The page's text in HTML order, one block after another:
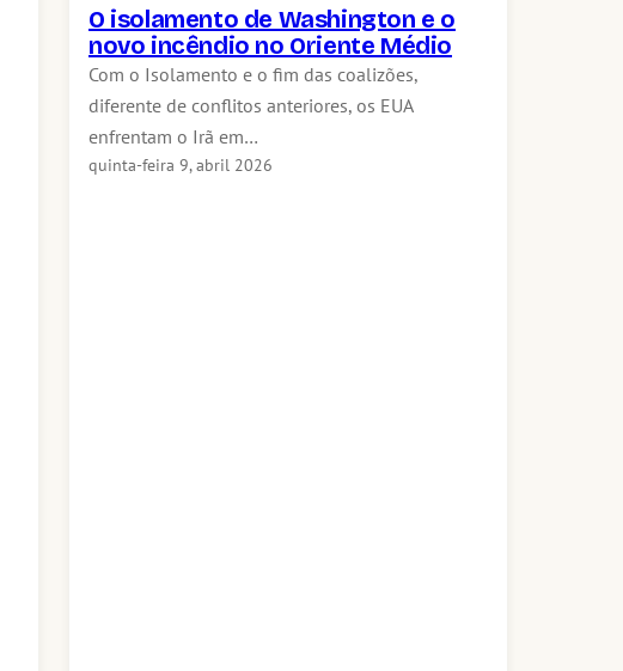
O isolamento de Washington e o
novo incêndio no Oriente Médio
Com o Isolamento e o fim das coalizões,
diferente de conflitos anteriores, os EUA
enfrentam o Irã em…
quinta-feira 9, abril 2026